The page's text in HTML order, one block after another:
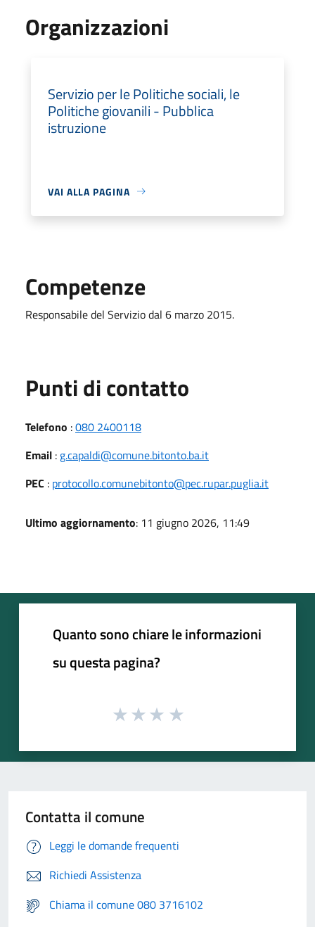
Organizzazioni
Servizio per le Politiche sociali, le
Politiche giovanili - Pubblica
istruzione
VAI ALLA PAGINA
Competenze
Responsabile del Servizio dal 6 marzo 2015.
Punti di contatto
Telefono :080 2400118
Email : g.capaldi@comune.bitonto.ba.it
PEC : protocollo.comunebitonto@pec.rupar.puglia.it
Ultimo aggiornamento: 11 giugno 2026, 11:49
Quanto sono chiare le informazioni
su questa pagina?
Contatta il comune
Leggi le domande frequenti
Richiedi Assistenza
Chiama il comune 080 3716102